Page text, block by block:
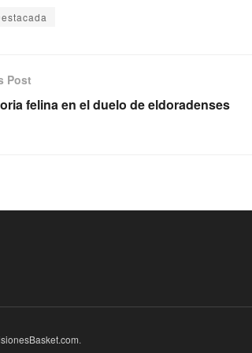
Post
felina en el duelo de eldoradenses
.